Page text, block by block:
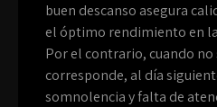
buen descanso asegura
el óptimo rendimiento en
Por el contrario, cuando
corresponde, al día
somnolencia y falta de